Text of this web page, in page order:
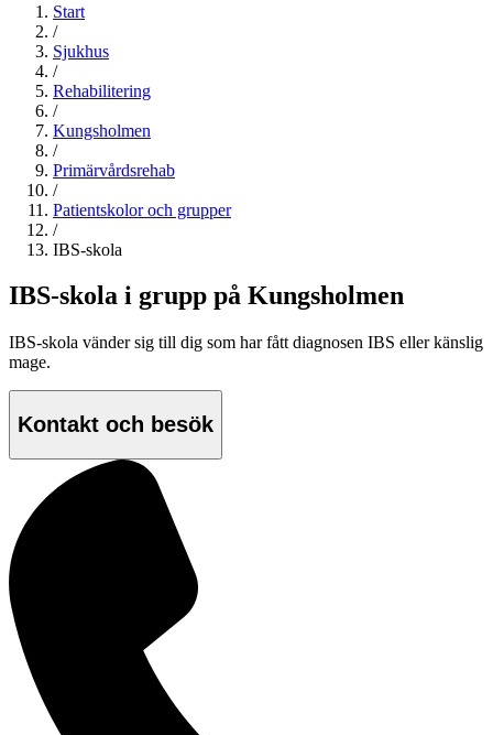
Start
/
Sjukhus
/
Rehabilitering
/
Kungsholmen
/
Primärvårdsrehab
/
Patientskolor och grupper
/
IBS-skola
IBS-skola i grupp på Kungsholmen
IBS-skola vänder sig till dig som har fått diagnosen IBS eller känslig
mage.
Kontakt och besök